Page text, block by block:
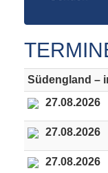
Südengland –
27.08.2026
27.08.2026
27.08.2026